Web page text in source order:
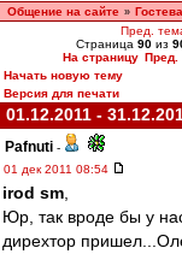
Общение на сайте »
Пред.
Страница 90 из
На страницу Пред.
Начать новую тему
Версия для печати
01.12.2011 -
Pafnuti -
01 дек 2011 08:54
irod sm
Юр, так вроде бы у
дирехтор